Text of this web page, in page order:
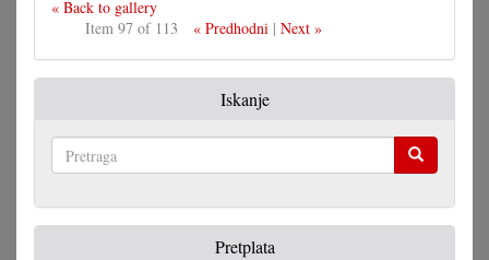
« Back to gallery
Item 97 of 113
« Predhodni| Next »
Iskanje
Pretplata